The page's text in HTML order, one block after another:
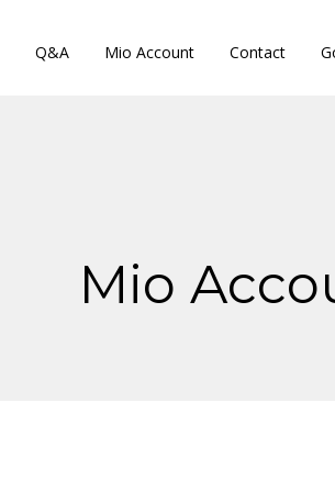
Q&A Mio Account Contact
Mio